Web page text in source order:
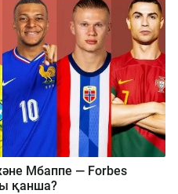
— Forbes
қанша?